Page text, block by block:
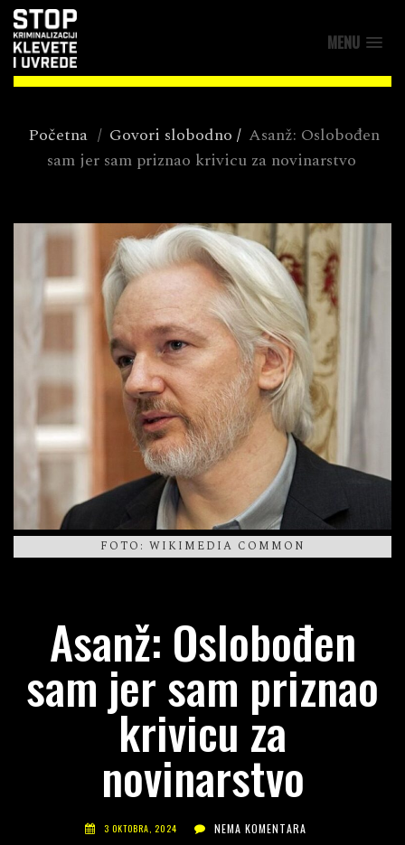
MENU
Početna / Govori slobodno / Asanž: Oslobođen
sam jer sam priznao krivicu za novinarstvo
FOTO: WIKIMEDIA COMMON
Asanž: Oslobođen
sam jer sam priznao
krivicu za
novinarstvo
3 OKTOBRA, 2024 NEMA KOMENTARA